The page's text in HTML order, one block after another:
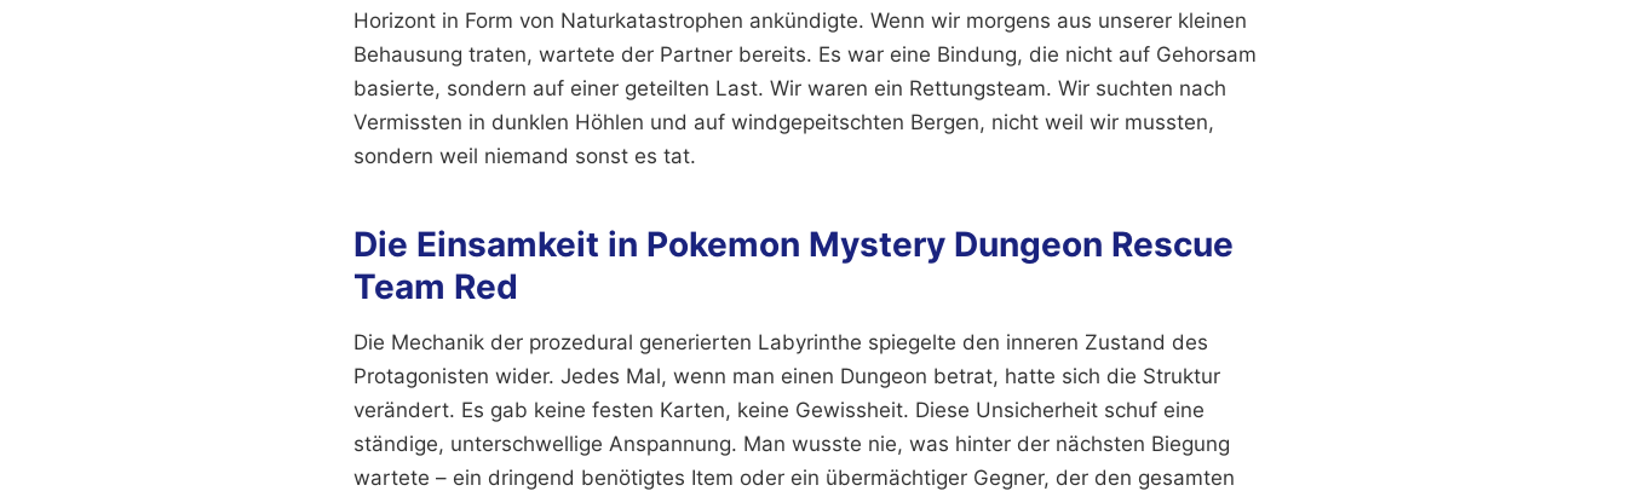
Horizont in Form von Naturkatastrophen ankündigte. Wenn wir morgens aus unserer kleinen
Behausung traten, wartete der Partner bereits. Es war eine Bindung, die nicht auf Gehorsam
basierte, sondern auf einer geteilten Last. Wir waren ein Rettungsteam. Wir suchten nach
Vermissten in dunklen Höhlen und auf windgepeitschten Bergen, nicht weil wir mussten,
sondern weil niemand sonst es tat.
Die Einsamkeit in Pokemon Mystery Dungeon Rescue
Team Red
Die Mechanik der prozedural generierten Labyrinthe spiegelte den inneren Zustand des
Protagonisten wider. Jedes Mal, wenn man einen Dungeon betrat, hatte sich die Struktur
verändert. Es gab keine festen Karten, keine Gewissheit. Diese Unsicherheit schuf eine
ständige, unterschwellige Anspannung. Man wusste nie, was hinter der nächsten Biegung
wartete – ein dringend benötigtes Item oder ein übermächtiger Gegner, der den gesamten